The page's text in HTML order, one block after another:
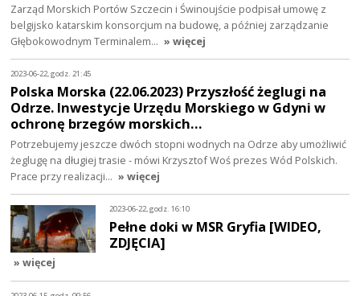
Zarząd Morskich Portów Szczecin i Świnoujście podpisał umowę z
belgijsko katarskim konsorcjum na budowę, a później zarządzanie
Głębokowodnym Terminalem… » więcej
2023-06-22, godz. 21:45
Polska Morska (22.06.2023) Przyszłość żeglugi na
Odrze. Inwestycje Urzędu Morskiego w Gdyni w
ochronę brzegów morskich…
Potrzebujemy jeszcze dwóch stopni wodnych na Odrze aby umożliwić
żeglugę na długiej trasie - mówi Krzysztof Woś prezes Wód Polskich.
Prace przy realizacji… » więcej
2023-06-22, godz. 16:10
Pełne doki w MSR Gryfia [WIDEO,
ZDJĘCIA]
» więcej